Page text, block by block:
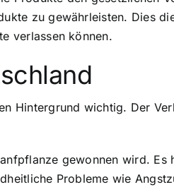
zu gewährleisten. Dies
verlassen können.
Hintergrund wichtig. Der
gewonnen wird. Es
Probleme wie